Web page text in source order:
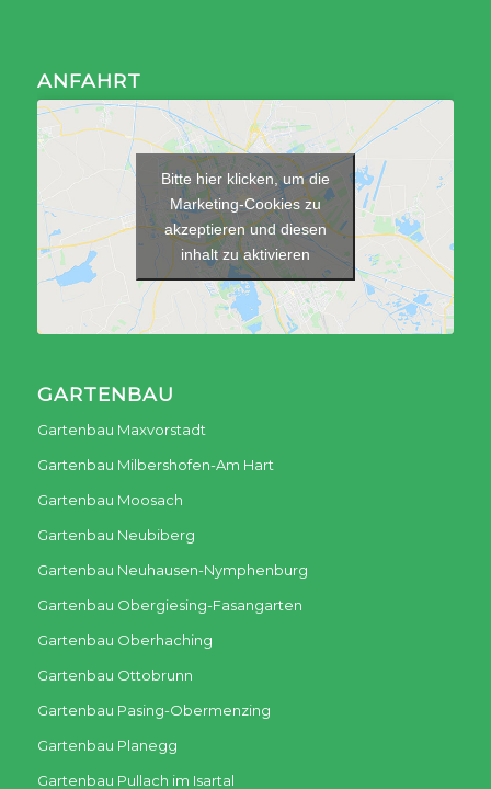
ANFAHRT
Bitte hier klicken, um die
Marketing-Cookies zu
akzeptieren und diesen
inhalt zu aktivieren
GARTENBAU
Gartenbau Maxvorstadt
Gartenbau Milbershofen-Am Hart
Gartenbau Moosach
Gartenbau Neubiberg
Gartenbau Neuhausen-Nymphenburg
Gartenbau Obergiesing-Fasangarten
Gartenbau Oberhaching
Gartenbau Ottobrunn
Gartenbau Pasing-Obermenzing
Gartenbau Planegg
Gartenbau Pullach im Isartal